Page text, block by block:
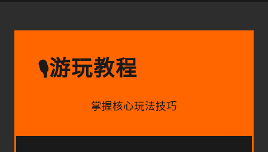
🎙️游玩教程
掌握核心玩法技巧